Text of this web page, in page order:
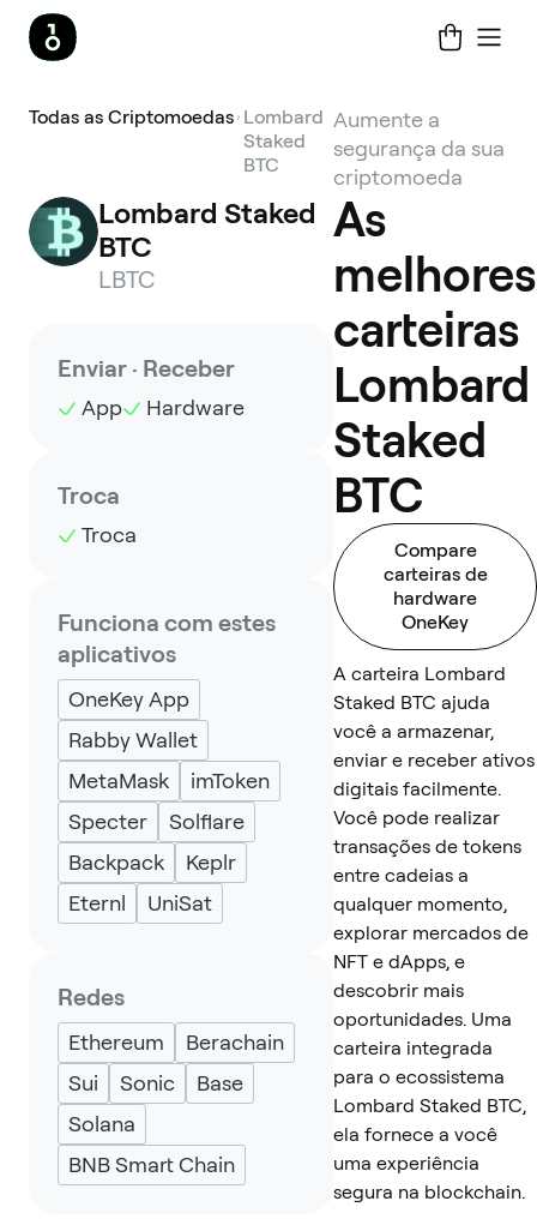
Todas as Criptomoedas Lombard
Staked
BTC
Lombard Staked
BTC
LBTC
Enviar · Receber
App Hardware
Troca
Troca
Funciona com estes
aplicativos
OneKey App
Rabby Wallet
MetaMask
imToken
Specter
Solflare
Backpack
Keplr
Eternl
UniSat
Redes
Ethereum
Berachain
Sui
Sonic
Base
Solana
BNB Smart Chain
Aumente a
segurança da sua
criptomoeda
As
melhores
carteiras
Lombard
Staked
BTC
Compare
carteiras de
hardware
OneKey
A carteira Lombard
Staked BTC ajuda
você a armazenar,
enviar e receber ativos
digitais facilmente.
Você pode realizar
transações de tokens
entre cadeias a
qualquer momento,
explorar mercados de
NFT e dApps, e
descobrir mais
oportunidades. Uma
carteira integrada
para o ecossistema
Lombard Staked BTC,
ela fornece a você
uma experiência
segura na blockchain.